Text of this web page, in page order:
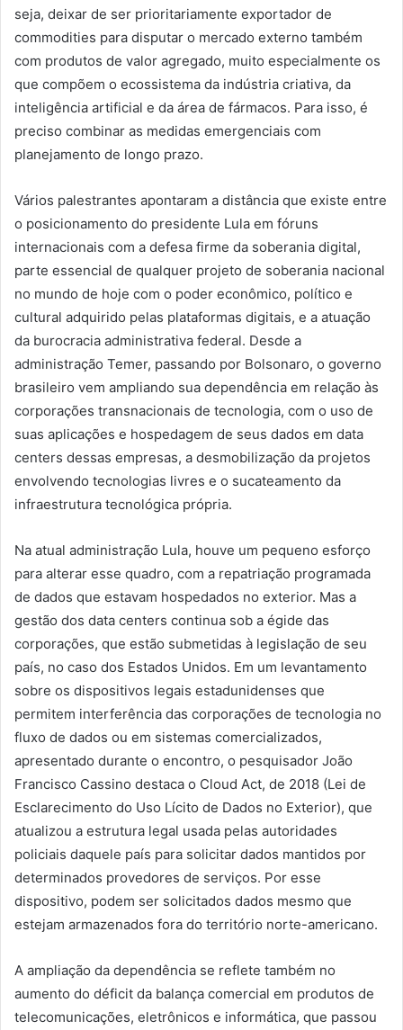
seja, deixar de ser prioritariamente exportador de
commodities para disputar o mercado externo também
com produtos de valor agregado, muito especialmente os
que compõem o ecossistema da indústria criativa, da
inteligência artificial e da área de fármacos. Para isso, é
preciso combinar as medidas emergenciais com
planejamento de longo prazo.
Vários palestrantes apontaram a distância que existe entre
o posicionamento do presidente Lula em fóruns
internacionais com a defesa firme da soberania digital,
parte essencial de qualquer projeto de soberania nacional
no mundo de hoje com o poder econômico, político e
cultural adquirido pelas plataformas digitais, e a atuação
da burocracia administrativa federal. Desde a
administração Temer, passando por Bolsonaro, o governo
brasileiro vem ampliando sua dependência em relação às
corporações transnacionais de tecnologia, com o uso de
suas aplicações e hospedagem de seus dados em data
centers dessas empresas, a desmobilização da projetos
envolvendo tecnologias livres e o sucateamento da
infraestrutura tecnológica própria.
Na atual administração Lula, houve um pequeno esforço
para alterar esse quadro, com a repatriação programada
de dados que estavam hospedados no exterior. Mas a
gestão dos data centers continua sob a égide das
corporações, que estão submetidas à legislação de seu
país, no caso dos Estados Unidos. Em um levantamento
sobre os dispositivos legais estadunidenses que
permitem interferência das corporações de tecnologia no
fluxo de dados ou em sistemas comercializados,
apresentado durante o encontro, o pesquisador João
Francisco Cassino destaca o Cloud Act, de 2018 (Lei de
Esclarecimento do Uso Lícito de Dados no Exterior), que
atualizou a estrutura legal usada pelas autoridades
policiais daquele país para solicitar dados mantidos por
determinados provedores de serviços. Por esse
dispositivo, podem ser solicitados dados mesmo que
estejam armazenados fora do território norte-americano.
A ampliação da dependência se reflete também no
aumento do déficit da balança comercial em produtos de
telecomunicações, eletrônicos e informática, que passou